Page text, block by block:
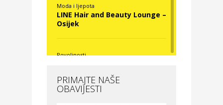
Moda i ljepota
LINE Hair and Beauty Lounge –
Osijek
Povoljnosti
Moda i ljepota
PRIMAJTE NAŠE
OBAVIJESTI